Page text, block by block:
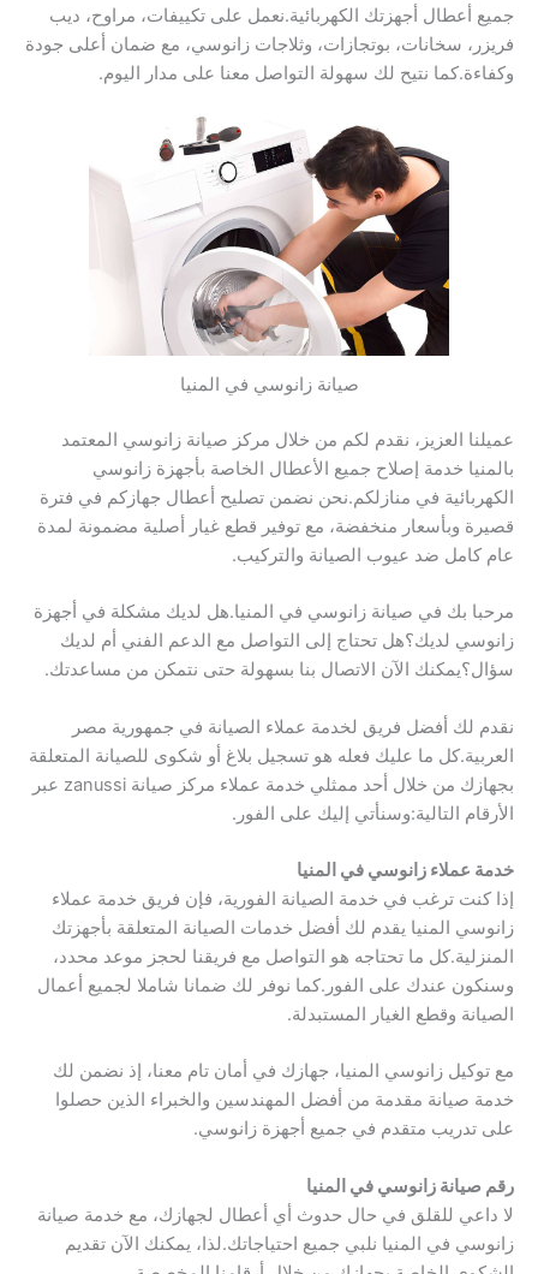
جميع أعطال أجهزتك الكهربائية.نعمل على تكييفات، مراوح، ديب
فريزر، سخانات، بوتجازات، وثلاجات زانوسي، مع ضمان أعلى جودة
وكفاءة.كما نتيح لك سهولة التواصل معنا على مدار اليوم.
صيانة زانوسي في المنيا
عميلنا العزيز، نقدم لكم من خلال مركز صيانة زانوسي المعتمد
بالمنيا خدمة إصلاح جميع الأعطال الخاصة بأجهزة زانوسي
الكهربائية في منازلكم.نحن نضمن تصليح أعطال جهازكم في فترة
قصيرة وبأسعار منخفضة، مع توفير قطع غيار أصلية مضمونة لمدة
عام كامل ضد عيوب الصيانة والتركيب.
مرحبا بك في صيانة زانوسي في المنيا.هل لديك مشكلة في أجهزة
زانوسي لديك؟هل تحتاج إلى التواصل مع الدعم الفني أم لديك
سؤال؟يمكنك الآن الاتصال بنا بسهولة حتى نتمكن من مساعدتك.
نقدم لك أفضل فريق لخدمة عملاء الصيانة في جمهورية مصر
العربية.كل ما عليك فعله هو تسجيل بلاغ أو شكوى للصيانة المتعلقة
بجهازك من خلال أحد ممثلي خدمة عملاء مركز صيانة zanussi عبر
الأرقام التالية:وسنأتي إليك على الفور.
خدمة عملاء زانوسي في المنيا
إذا كنت ترغب في خدمة الصيانة الفورية، فإن فريق خدمة عملاء
زانوسي المنيا يقدم لك أفضل خدمات الصيانة المتعلقة بأجهزتك
المنزلية.كل ما تحتاجه هو التواصل مع فريقنا لحجز موعد محدد،
وسنكون عندك على الفور.كما نوفر لك ضمانا شاملا لجميع أعمال
الصيانة وقطع الغيار المستبدلة.
مع توكيل زانوسي المنيا، جهازك في أمان تام معنا، إذ نضمن لك
خدمة صيانة مقدمة من أفضل المهندسين والخبراء الذين حصلوا
على تدريب متقدم في جميع أجهزة زانوسي.
رقم صيانة زانوسي في المنيا
لا داعي للقلق في حال حدوث أي أعطال لجهازك، مع خدمة صيانة
زانوسي في المنيا نلبي جميع احتياجاتك.لذا، يمكنك الآن تقديم